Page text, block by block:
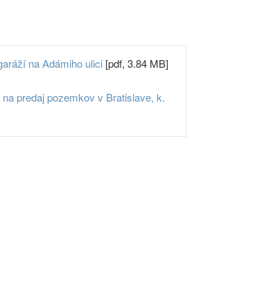
na Adámiho ulici [pdf, 3.84 MB]
predaj pozemkov v Bratislave, k.